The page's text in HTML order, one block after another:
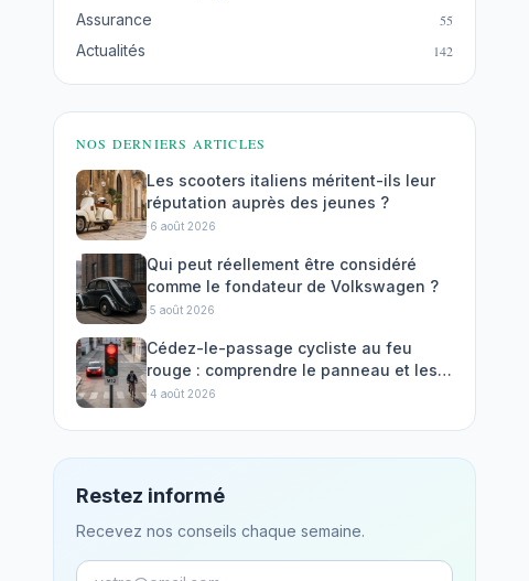
Assurance 55
Actualités 142
NOS DERNIERS ARTICLES
Les scooters italiens méritent-ils leur
réputation auprès des jeunes ?
·6 août 2026
Qui peut réellement être considéré
comme le fondateur de Volkswagen ?
·5 août 2026
Cédez-le-passage cycliste au feu
rouge : comprendre le panneau et les
règles
·4 août 2026
Restez informé
Recevez nos conseils chaque semaine.